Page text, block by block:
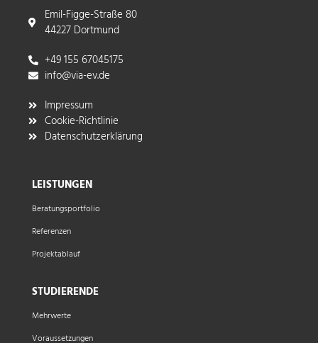
Emil-Figge-Straße 80
44227 Dortmund
+49 155 67045175
info@via-ev.de​
Impressum
Cookie-Richtlinie
Datenschutzerklärung
LEISTUNGEN
Beratungsportfolio
Referenzen
Projektablauf
STUDIERENDE
Mehrwerte
Voraussetzungen